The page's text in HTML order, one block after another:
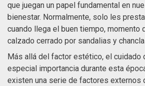
que juegan un papel fundamental en
bienestar. Normalmente, solo les
cuando llega el buen tiempo, momento
calzado cerrado por sandalias y
Más allá del factor estético, el cuidado
especial importancia durante esta
existen una serie de factores externos